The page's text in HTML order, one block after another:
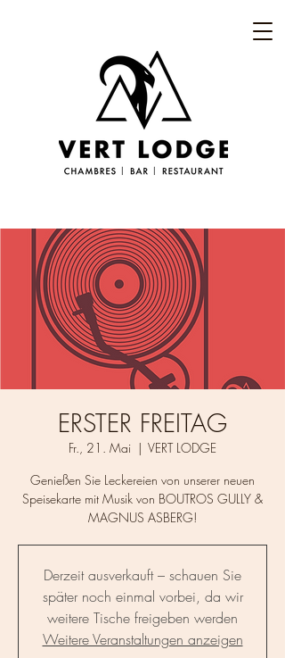
ERSTER FREITAG
Fr., 21. Mai
  |
VERT LODGE
Genießen Sie Leckereien von unserer neuen
Speisekarte mit Musik von BOUTROS GULLY &
MAGNUS ASBERG!
Derzeit ausverkauft – schauen Sie
später noch einmal vorbei, da wir
weitere Tische freigeben werden
Weitere Veranstaltungen anzeigen